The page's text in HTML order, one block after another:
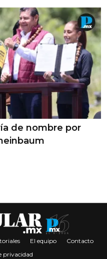
de nombre por
El equipo
Contacto
privacidad